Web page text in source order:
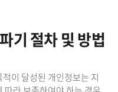
기 절차 및 방법
이 달성된 개인정보는 지